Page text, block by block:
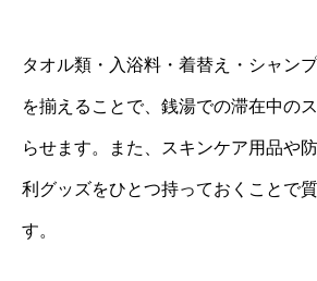
タオル類・入浴料・着替え・シャン
を揃えることで、銭湯での滞在中の
らせます。また、スキンケア用品や
利グッズをひとつ持っておくことで
す。